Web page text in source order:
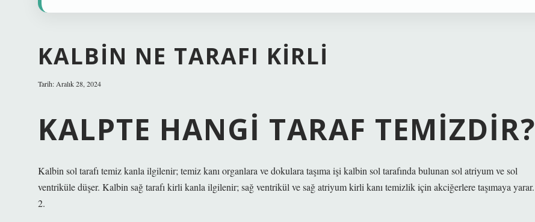
KALBIN NE TARAFI KIRLI
Tarih: Aralık 28, 2024
KALPTE HANGI TARAF TEMIZDIR?
Kalbin sol tarafı temiz kanla ilgilenir; temiz kanı organlara ve dokulara taşıma işi kalbin sol tarafında bulunan sol atriyum ve sol
ventriküle düşer. Kalbin sağ tarafı kirli kanla ilgilenir; sağ ventrikül ve sağ atriyum kirli kanı temizlik için akciğerlere taşımaya yarar.
2.